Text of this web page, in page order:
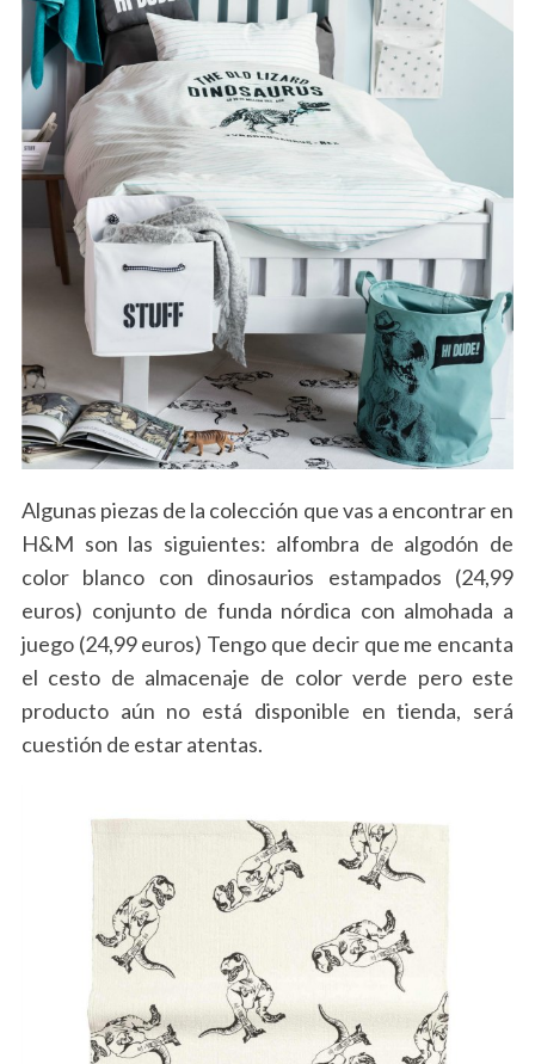
Algunas piezas de la colección que vas a encontrar en
H&M son las siguientes: alfombra de algodón de
color blanco con dinosaurios estampados (24,99
euros) conjunto de funda nórdica con almohada a
juego (24,99 euros) Tengo que decir que me encanta
el cesto de almacenaje de color verde pero este
producto aún no está disponible en tienda, será
cuestión de estar atentas.